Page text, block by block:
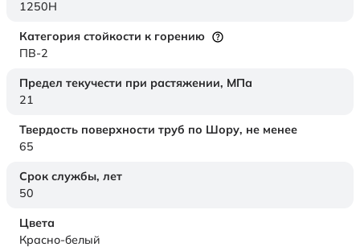
1250H
Категория стойкости к горению
ПВ-2
Предел текучести при растяжении, МПа
21
Твердость поверхности труб по Шору, не менее
65
Срок службы, лет
50
Цвета
Красно-белый